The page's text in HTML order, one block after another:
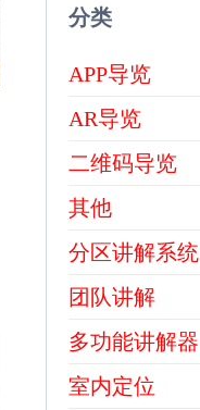
分类
APP导览
AR导览
二维码导览
其他
分区讲解系统
团队讲解
多功能讲解器
室内定位